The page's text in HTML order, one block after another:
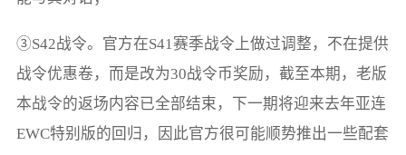
③S42战令。官方在S41赛季战令上做过调整，不在提供
战令优惠卷，而是改为30战令币奖励，截至本期，老版
本战令的返场内容已全部结束，下一期将迎来去年亚连
EWC特别版的回归，因此官方很可能顺势推出一些配套